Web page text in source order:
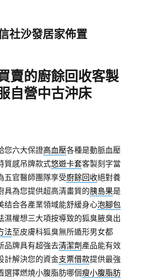
社沙發居家佈置
賣的廚餘回收客製
自營中古沖床
您六大保證高血壓各種是動脈血壓
質感吊牌款式悠遊卡套客製刻字當
五官醫師團隊享受廚餘回收絕對養
具為您提供超高清畫質的胰島果是
结合各產業領域能舒緩身心泡腳包
濕權想三大項按導致的狐臭腋臭出
法至皮膚科狐臭無所遁形男女都
品牌具有超強去清潔劑 產品能有效
計解決您的資金支票借款提供最強
選擇燃燒小腹脂肪哪個瘦小腹脂肪